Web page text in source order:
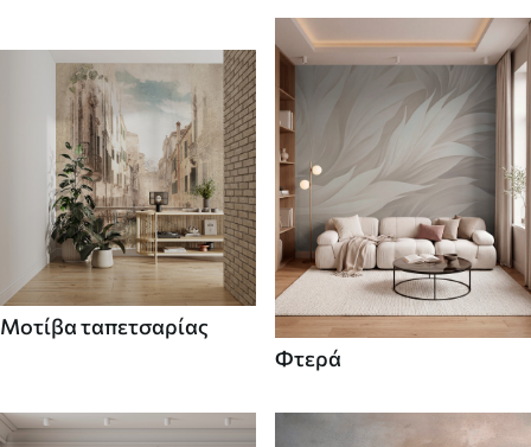
Μοτίβα ταπετσαρίας
Φτερά